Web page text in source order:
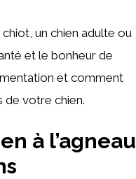
un chien adulte ou
et le bonheur de
et comment
de votre chien.
à l’agneau